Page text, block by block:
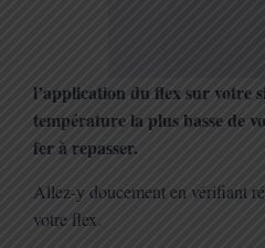
l’application du flex sur votre
température la plus basse de
fer à repasser.
Allez-y doucement en vérifiant
votre flex.